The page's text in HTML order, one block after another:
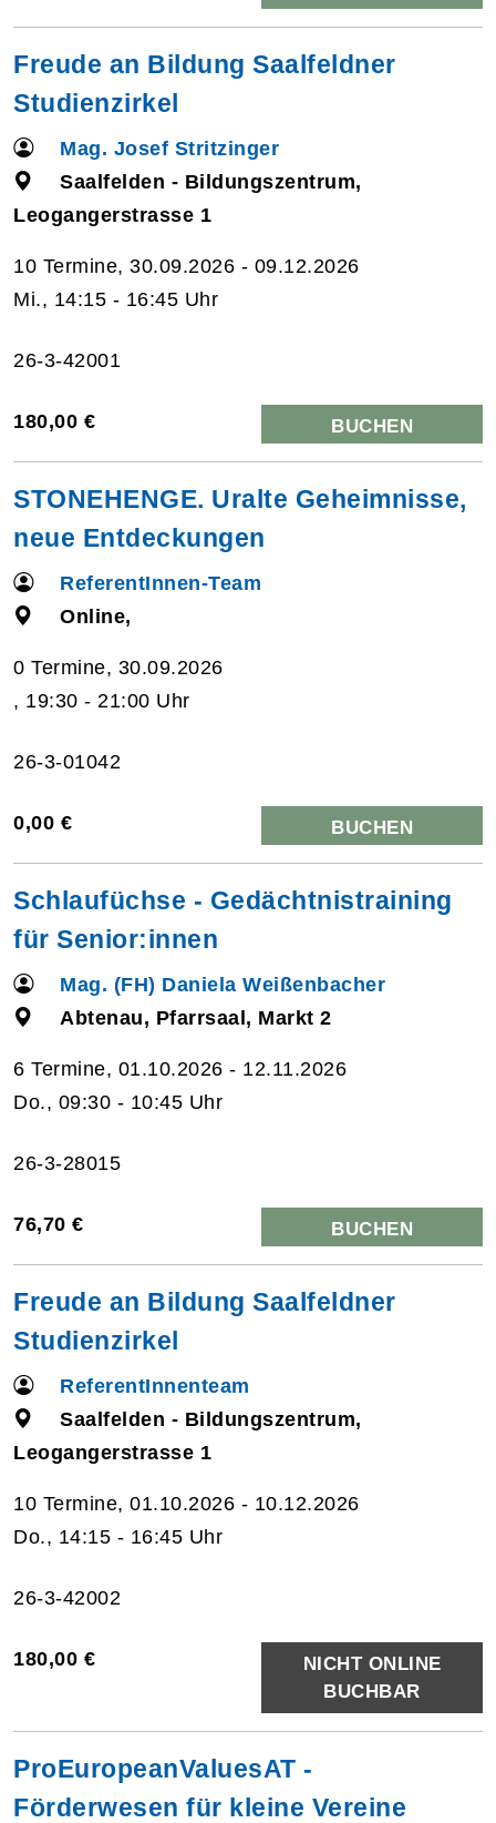
Freude an Bildung Saalfeldner
Studienzirkel
Mag. Josef Stritzinger
Saalfelden - Bildungszentrum,
Leogangerstrasse 1
10 Termine, 30.09.2026 - 09.12.2026
Mi., 14:15 - 16:45 Uhr
26-3-42001
180,00 € BUCHEN
STONEHENGE. Uralte Geheimnisse,
neue Entdeckungen
ReferentInnen-Team
Online,
0 Termine, 30.09.2026
, 19:30 - 21:00 Uhr
26-3-01042
0,00 € BUCHEN
Schlaufüchse - Gedächtnistraining
für Senior:innen
Mag. (FH) Daniela Weißenbacher
Abtenau, Pfarrsaal, Markt 2
6 Termine, 01.10.2026 - 12.11.2026
Do., 09:30 - 10:45 Uhr
26-3-28015
76,70 € BUCHEN
Freude an Bildung Saalfeldner
Studienzirkel
ReferentInnenteam
Saalfelden - Bildungszentrum,
Leogangerstrasse 1
10 Termine, 01.10.2026 - 10.12.2026
Do., 14:15 - 16:45 Uhr
26-3-42002
180,00 €
NICHT ONLINE
BUCHBAR
ProEuropeanValuesAT -
Förderwesen für kleine Vereine